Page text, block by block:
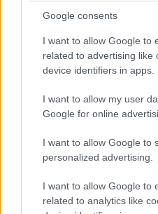
Google consents
I want to allow Google to
related to advertising like
device identifiers in apps.
I want to allow my user
Google for online
I want to allow Google to
personalized advertising.
I want to allow Google to
related to analytics like
απέναντι γραμμή μου
“κλεφτοκοτάδες” οι 87
δεν χαλάω χατίρι το
τέτοιου είδους
πάει ο Κασσελάκης στο
συνέδριο. «Η άποψή μου
το αποφασίζει ο
μου πείτε πώς γίνεται να